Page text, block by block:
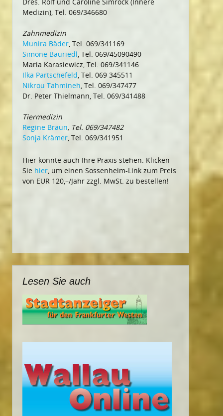
Medizin), Tel. 069/346680
Zahnmedizin
Munira Bäder, Tel. 069/341169
Simone Bauriedl, Tel. 069/45090490
Maria Karasiewicz, Tel. 069/341146
Ilka Partschefeld, Tel. 069 345511
Nikrou Tahmineh, Tel. 069/347477
Dr. Peter Thielmann, Tel. 069/341488
Tiermedizin
Regine Braun, Tel. 069/347482
Sonja Krämer, Tel. 069/341951
Hier könnte auch Ihre Praxis stehen. Klicken
Sie hier, um einen Sossenheim-Link zum Preis
von EUR 120,–/Jahr zzgl. MwSt. zu bestellen!
Lesen Sie auch